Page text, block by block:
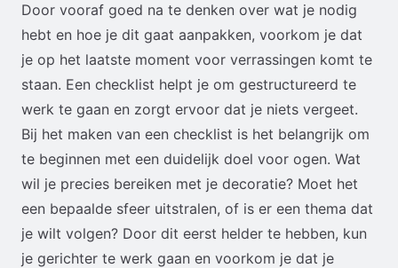
Door vooraf goed na te denken over wat je nodig
hebt en hoe je dit gaat aanpakken, voorkom je dat
je op het laatste moment voor verrassingen komt te
staan. Een checklist helpt je om gestructureerd te
werk te gaan en zorgt ervoor dat je niets vergeet.
Bij het maken van een checklist is het belangrijk om
te beginnen met een duidelijk doel voor ogen. Wat
wil je precies bereiken met je decoratie? Moet het
een bepaalde sfeer uitstralen, of is er een thema dat
je wilt volgen? Door dit eerst helder te hebben, kun
je gerichter te werk gaan en voorkom je dat je